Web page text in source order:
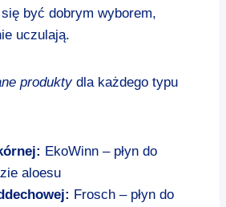
być dobrym wyborem,
uczulają.
produktydla każdego typu
EkoWinn – płyn do
aloesu
Frosch – płyn do